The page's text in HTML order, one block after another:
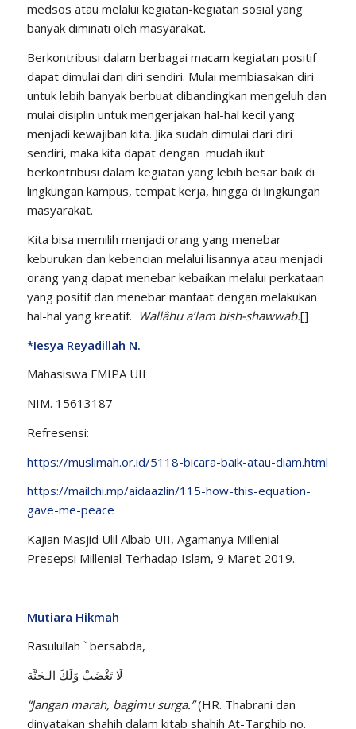
medsos atau melalui kegiatan-kegiatan sosial yang
banyak diminati oleh masyarakat.
Berkontribusi dalam berbagai macam kegiatan positif
dapat dimulai dari diri sendiri. Mulai membiasakan diri
untuk lebih banyak berbuat dibandingkan mengeluh dan
mulai disiplin untuk mengerjakan hal-hal kecil yang
menjadi kewajiban kita. Jika sudah dimulai dari diri
sendiri, maka kita dapat dengan mudah ikut
berkontribusi dalam kegiatan yang lebih besar baik di
lingkungan kampus, tempat kerja, hingga di lingkungan
masyarakat.
Kita bisa memilih menjadi orang yang menebar
keburukan dan kebencian melalui lisannya atau menjadi
orang yang dapat menebar kebaikan melalui perkataan
yang positif dan menebar manfaat dengan melakukan
hal-hal yang kreatif. Wallâhu a’lam bish-shawwab.[]
*Iesya Reyadillah N.
Mahasiswa FMIPA UII
NIM. 15613187
Refresensi:
https://muslimah.or.id/5118-bicara-baik-atau-diam.html
https://mailchi.mp/aidaazlin/115-how-this-equation-
gave-me-peace
Kajian Masjid Ulil Albab UII, Agamanya Millenial
Presepsi Millenial Terhadap Islam, 9 Maret 2019.
Mutiara Hikmah
Rasulullah ` bersabda,
لَا تَغْضَبْ وَلَكَ الـجَنَّة
“Jangan marah, bagimu surga.”(HR. Thabrani dan
dinyatakan shahih dalam kitab shahih At-Targhib no.